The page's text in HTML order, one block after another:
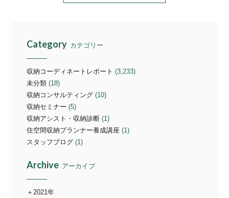
Category カテゴリー
収納コーディネートレポート (3,233)
未分類 (18)
収納コンサルティング (10)
収納セミナー (5)
収納アシスト・収納診断 (1)
住空間収納プランナー養成講座 (1)
スタッフブログ (1)
Archive アーカイブ
2021年